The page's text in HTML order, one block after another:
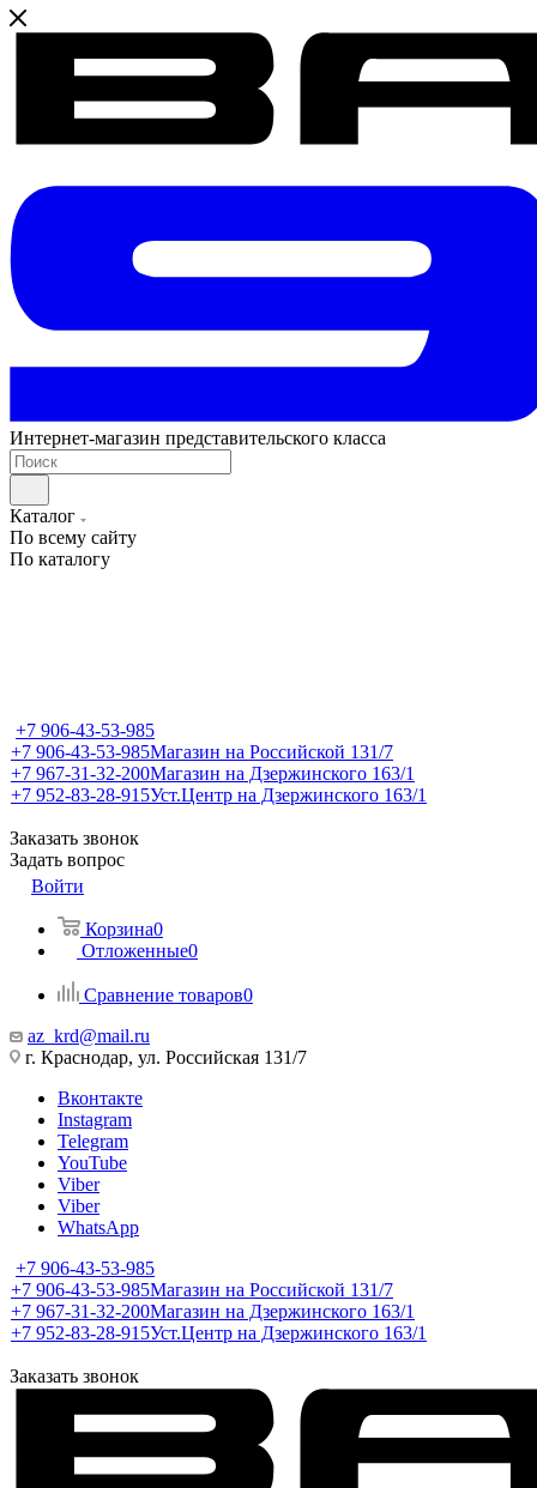
Интернет-магазин представительского класса
Каталог
По всему сайту
По каталогу
+7 906-43-53-985
+7 906-43-53-985Магазин на Российской 131/7
+7 967-31-32-200Магазин на Дзержинского 163/1
+7 952-83-28-915Уст.Центр на Дзержинского 163/1
Заказать звонок
Задать вопрос
Войти
Корзина0
Отложенные0
Сравнение товаров0
az_krd@mail.ru
г. Краснодар, ул. Российская 131/7
Вконтакте
Instagram
Telegram
YouTube
Viber
Viber
WhatsApp
+7 906-43-53-985
+7 906-43-53-985Магазин на Российской 131/7
+7 967-31-32-200Магазин на Дзержинского 163/1
+7 952-83-28-915Уст.Центр на Дзержинского 163/1
Заказать звонок